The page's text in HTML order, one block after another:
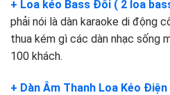
+ Loa kéo Bass Đôi ( 2 loa
phải nói là dàn karaoke di động
thua kém gì các dàn nhạc sống
100 khách.
+ Dàn Âm Thanh Loa Kéo